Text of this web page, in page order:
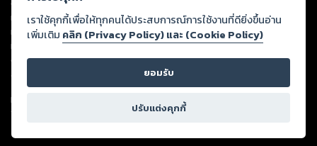
ต่อผลงานหรือเนื้อหาใดที่อัปโหลดผ่านเว็บไซต์และปรากฏว่าละเมิดสิทธิใน
ทรัพย์สินทางปัญญาของบุคคลอื่นหรือขัดต่อกฎหมายและศีลธรรม ดังนั้น ผู้อ่าน
ทุกท่านโปรดใช้วิจารณญาณในการกลั่นกรองด้วยตนเอง และหากท่านพบว่าส่วน
หนึ่งส่วนใดขัดต่อกฎหมายและศีลธรรม กรุณาแจ้งมายังบริษัท เพื่อทีมงานจะได้
ดำเนินการในทันที ทั้งนี้ ทางสตอรี่ล็อกขอสงวนลิขสิทธิ์ตามพระราชบัญญัติ
ลิขสิทธิ์ พ.ศ. 2537 (ฉบับล่าสุด)
For support: member@ookbee.com
Version
เราใช้คุกกี้เพื่อให้ทุกคนได้ประสบการณ์การใช้งานที่ดียิ่งขึ้นอ่าน
เพิ่มเติม คลิก (Privacy Policy) และ (Cookie Policy)
ยอมรับ
ปรับแต่งคุกกี้